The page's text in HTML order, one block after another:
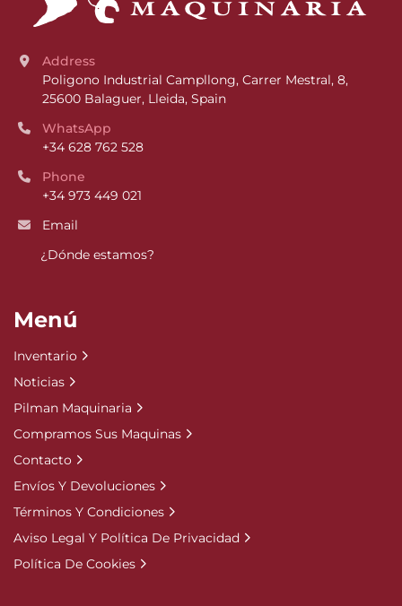
Address
Poligono Industrial Campllong, Carrer Mestral, 8,
25600 Balaguer, Lleida, Spain
WhatsApp
+34 628 762 528
Phone
+34 973 449 021
Email
¿Dónde estamos?
Menú
Inventario
Noticias
Pilman Maquinaria
Compramos Sus Maquinas
Contacto
Envíos Y Devoluciones
Términos Y Condiciones
Aviso Legal Y Política De Privacidad
Política De Cookies